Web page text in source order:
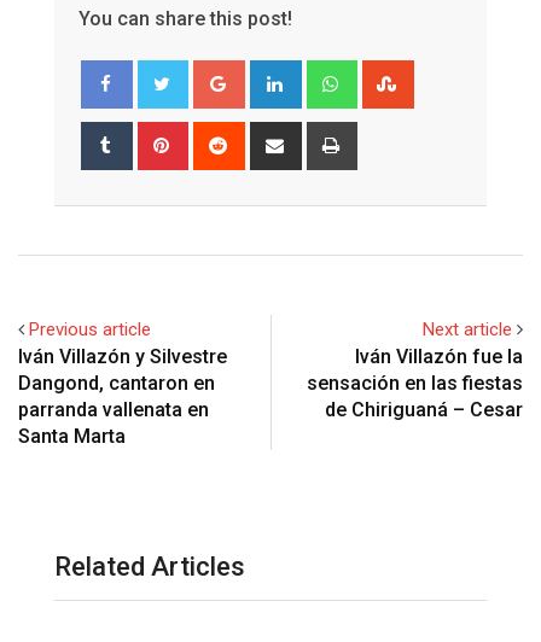
You can share this post!
Google+ LinkedIn Whatsapp
Tumblr Pinterest Reddit
Share
Previous article
Iván Villazón y Silvestre
Dangond, cantaron en
parranda vallenata en
Santa Marta
Next article
Iván Villazón fue la
sensación en las fiestas
de Chiriguaná – Cesar
Related Articles